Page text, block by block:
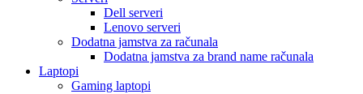
Dell serveri
Lenovo serveri
Dodatna jamstva za računala
Dodatna jamstva za brand name računala
Laptopi
Gaming laptopi